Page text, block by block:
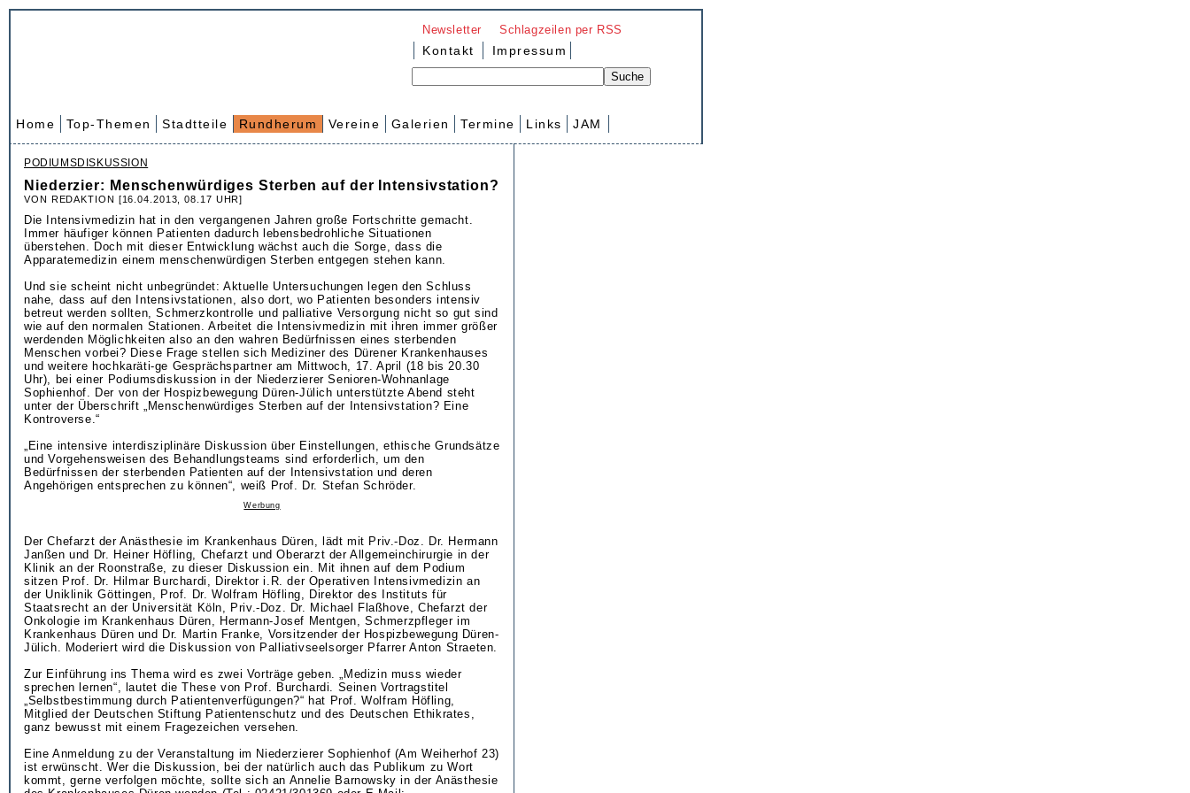
Newsletter Schlagzeilen per RSS
Kontakt Impressum
Home Top-Themen Stadtteile Rundherum Vereine Galerien Termine Links JAM
PODIUMSDISKUSSION
Niederzier: Menschenwürdiges Sterben auf der Intensivstation?
VON REDAKTION [16.04.2013, 08.17 UHR]
Die Intensivmedizin hat in den vergangenen Jahren große Fortschritte gemacht.
Immer häufiger können Patienten dadurch lebensbedrohliche Situationen
überstehen. Doch mit dieser Entwicklung wächst auch die Sorge, dass die
Apparatemedizin einem menschenwürdigen Sterben entgegen stehen kann.
Und sie scheint nicht unbegründet: Aktuelle Untersuchungen legen den Schluss
nahe, dass auf den Intensivstationen, also dort, wo Patienten besonders intensiv
betreut werden sollten, Schmerzkontrolle und palliative Versorgung nicht so gut sind
wie auf den normalen Stationen. Arbeitet die Intensivmedizin mit ihren immer größer
werdenden Möglichkeiten also an den wahren Bedürfnissen eines sterbenden
Menschen vorbei? Diese Frage stellen sich Mediziner des Dürener Krankenhauses
und weitere hochkaräti-ge Gesprächspartner am Mittwoch, 17. April (18 bis 20.30
Uhr), bei einer Podiumsdiskussion in der Niederzierer Senioren-Wohnanlage
Sophienhof. Der von der Hospizbewegung Düren-Jülich unterstützte Abend steht
unter der Überschrift „Menschenwürdiges Sterben auf der Intensivstation? Eine
Kontroverse.“
„Eine intensive interdisziplinäre Diskussion über Einstellungen, ethische Grundsätze
und Vorgehensweisen des Behandlungsteams sind erforderlich, um den
Bedürfnissen der sterbenden Patienten auf der Intensivstation und deren
Angehörigen entsprechen zu können“, weiß Prof. Dr. Stefan Schröder.
Werbung
Der Chefarzt der Anästhesie im Krankenhaus Düren, lädt mit Priv.-Doz. Dr. Hermann
Janßen und Dr. Heiner Höfling, Chefarzt und Oberarzt der Allgemeinchirurgie in der
Klinik an der Roonstraße, zu dieser Diskussion ein. Mit ihnen auf dem Podium
sitzen Prof. Dr. Hilmar Burchardi, Direktor i.R. der Operativen Intensivmedizin an
der Uniklinik Göttingen, Prof. Dr. Wolfram Höfling, Direktor des Instituts für
Staatsrecht an der Universität Köln, Priv.-Doz. Dr. Michael Flaßhove, Chefarzt der
Onkologie im Krankenhaus Düren, Hermann-Josef Mentgen, Schmerzpfleger im
Krankenhaus Düren und Dr. Martin Franke, Vorsitzender der Hospizbewegung Düren-
Jülich. Moderiert wird die Diskussion von Palliativseelsorger Pfarrer Anton Straeten.
Zur Einführung ins Thema wird es zwei Vorträge geben. „Medizin muss wieder
sprechen lernen“, lautet die These von Prof. Burchardi. Seinen Vortragstitel
„Selbstbestimmung durch Patientenverfügungen?“ hat Prof. Wolfram Höfling,
Mitglied der Deutschen Stiftung Patientenschutz und des Deutschen Ethikrates,
ganz bewusst mit einem Fragezeichen versehen.
Eine Anmeldung zu der Veranstaltung im Niederzierer Sophienhof (Am Weiherhof 23)
ist erwünscht. Wer die Diskussion, bei der natürlich auch das Publikum zu Wort
kommt, gerne verfolgen möchte, sollte sich an Annelie Barnowsky in der Anästhesie